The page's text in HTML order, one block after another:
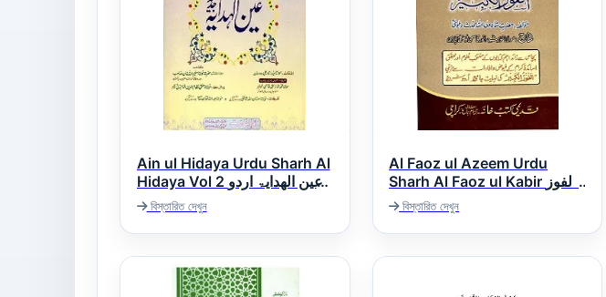
Ain ul Hidaya Urdu Sharh Al
Hidaya Vol 2 عین الھدایۃ اردو
شرح ھدایہ
বিস্তারিত দেখুন
Al Faoz ul Azeem Urdu
Sharh Al Faoz ul Kabir الفوز
العظیم اردو شرح الفوز الکبیر
বিস্তারিত দেখুন